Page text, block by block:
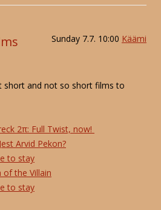
Sunday 7.7. 10:00 Käämi
short and not so short films to
2π: Full Twist, now!
Arvid Pekon?
to stay
of the Villain
to stay